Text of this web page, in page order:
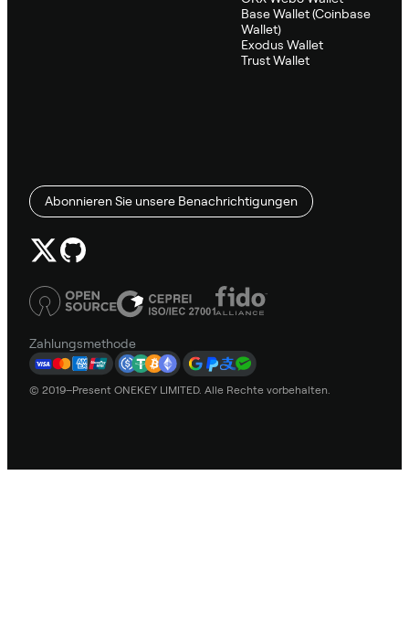
Base Wallet (Coinbase
Wallet)
Exodus Wallet
Trust Wallet
Abonnieren Sie unsere Benachrichtigungen
Zahlungsmethode
© 2019–Present ONEKEY LIMITED. Alle Rechte vorbehalten.